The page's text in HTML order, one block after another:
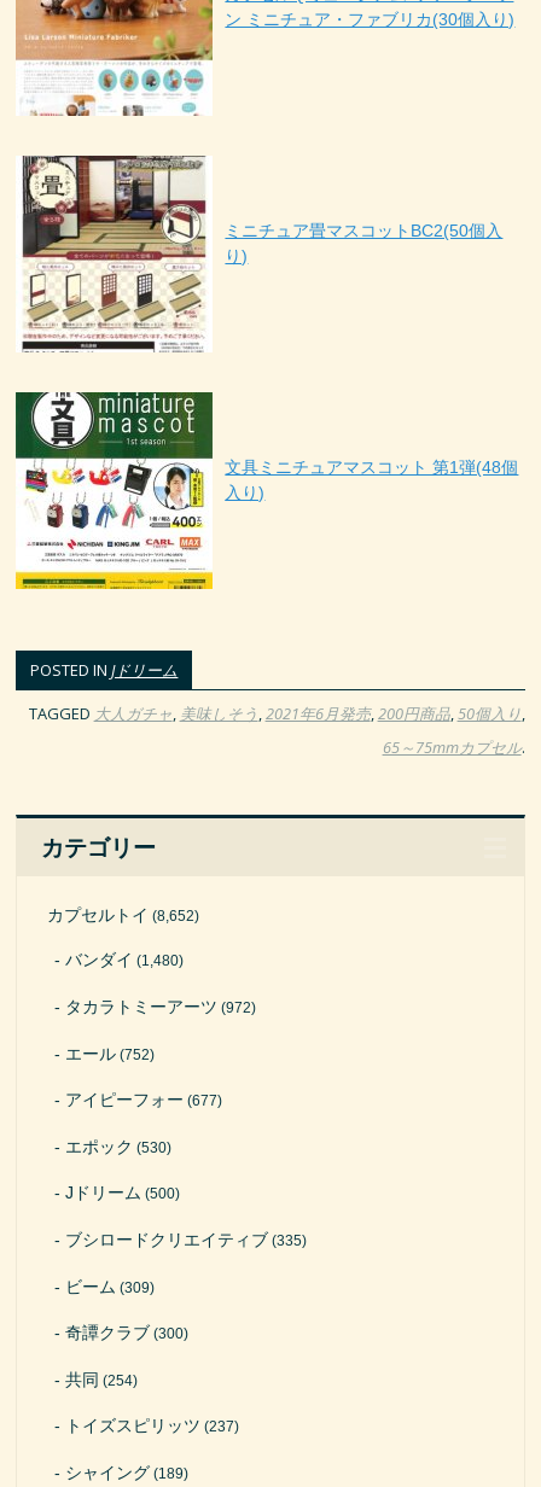
ン ミニチュア・ファブリカ(30個入り)
ミニチュア畳マスコットBC2(50個入
り)
文具ミニチュアマスコット 第1弾(48個
入り)
POSTED INJドリーム
TAGGED 大人ガチャ, 美味しそう,2021年6月発売,200円商品,50個入り,
65～75mmカプセル.
カテゴリー
カプセルトイ (8,652)
バンダイ (1,480)
タカラトミーアーツ (972)
エール (752)
アイピーフォー (677)
エポック (530)
Jドリーム (500)
ブシロードクリエイティブ (335)
ビーム (309)
奇譚クラブ (300)
共同 (254)
トイズスピリッツ (237)
シャイング (189)